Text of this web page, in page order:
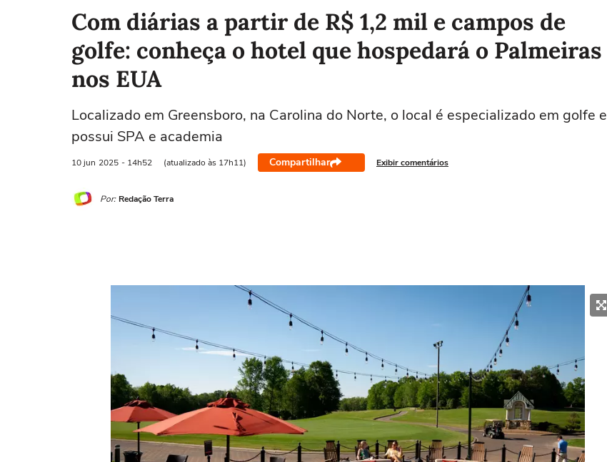
Selecione o time para ver as notícias
Com diárias a partir de R$ 1,2 mil e campos de
golfe: conheça o hotel que hospedará o Palmeiras
nos EUA
Localizado em Greensboro, na Carolina do Norte, o local é especializado em golfe e
possui SPA e academia
10 jun 2025 - 14h52 (atualizado às 17h11) Compartilhar Exibir comentários
Por: Redação Terra